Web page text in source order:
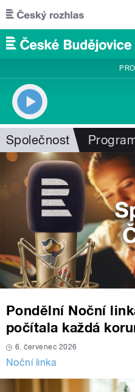
Přejít k hlavnímu obsahu
Společnost
Pondělní Noční
počítala každá
6. červenec 2026
Noční linka